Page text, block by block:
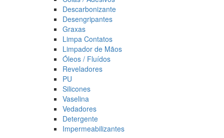
Descarbonizante
Desengripantes
Graxas
Limpa Contatos
Limpador de Mãos
Óleos / Fluídos
Reveladores
PU
Silicones
Vaselina
Vedadores
Detergente
Impermeabilizantes